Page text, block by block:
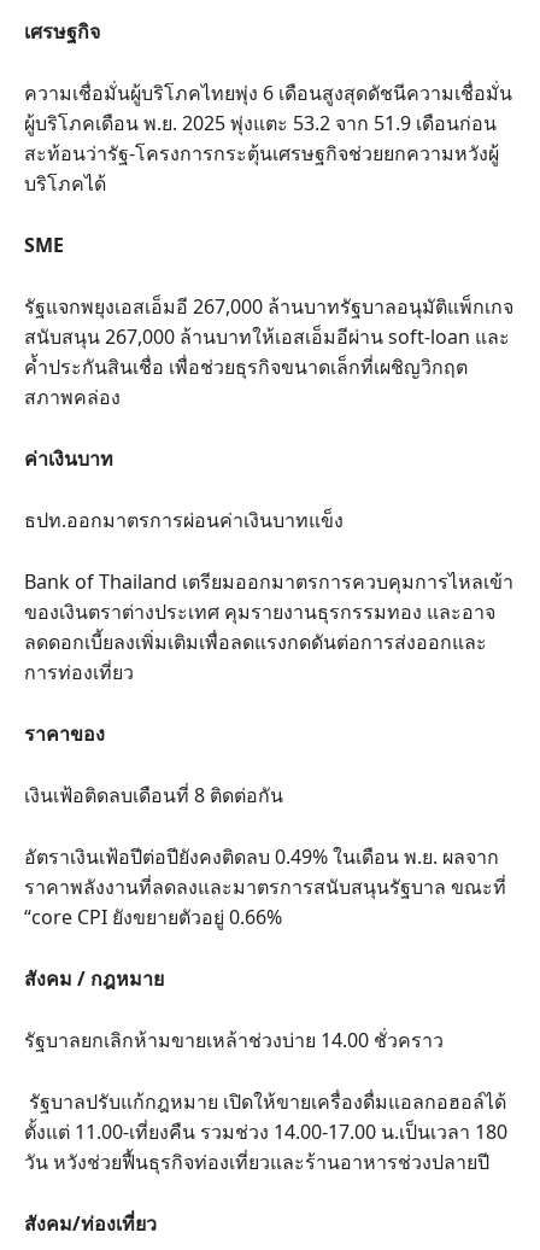
เศรษฐกิจ
ความเชื่อมั่นผู้บริโภคไทยพุ่ง 6 เดือนสูงสุดดัชนีความเชื่อมั่น
ผู้บริโภคเดือน พ.ย. 2025 พุ่งแตะ 53.2 จาก 51.9 เดือนก่อน
สะท้อนว่ารัฐ-โครงการกระตุ้นเศรษฐกิจช่วยยกความหวังผู้
บริโภคได้
SME
รัฐแจกพยุงเอสเอ็มอี 267,000 ล้านบาทรัฐบาลอนุมัติแพ็กเกจ
สนับสนุน 267,000 ล้านบาทให้เอสเอ็มอีผ่าน soft-loan และ
ค้ำประกันสินเชื่อ เพื่อช่วยธุรกิจขนาดเล็กที่เผชิญวิกฤต
สภาพคล่อง
ค่าเงินบาท
ธปท.ออกมาตรการผ่อนค่าเงินบาทแข็ง
Bank of Thailand เตรียมออกมาตรการควบคุมการไหลเข้า
ของเงินตราต่างประเทศ คุมรายงานธุรกรรมทอง และอาจ
ลดดอกเบี้ยลงเพิ่มเติมเพื่อลดแรงกดดันต่อการส่งออกและ
การท่องเที่ยว
ราคาของ
เงินเฟ้อติดลบเดือนที่ 8 ติดต่อกัน
อัตราเงินเฟ้อปีต่อปียังคงติดลบ 0.49% ในเดือน พ.ย. ผลจาก
ราคาพลังงานที่ลดลงและมาตรการสนับสนุนรัฐบาล ขณะที่
“core CPI ยังขยายตัวอยู่ 0.66%
สังคม / กฎหมาย
รัฐบาลยกเลิกห้ามขายเหล้าช่วงบ่าย 14.00 ชั่วคราว
รัฐบาลปรับแก้กฎหมาย เปิดให้ขายเครื่องดื่มแอลกอฮอล์ได้
ตั้งแต่ 11.00-เที่ยงคืน รวมช่วง 14.00-17.00 น.เป็นเวลา 180
วัน หวังช่วยฟื้นธุรกิจท่องเที่ยวและร้านอาหารช่วงปลายปี
สังคม/ท่องเที่ยว